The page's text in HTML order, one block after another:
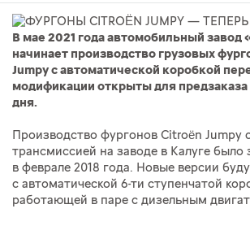
В мае 2021 года автомобильный
начинает производство грузовых
Jumpy с автоматической коробкой
модификации открыты для предзаказа
дня.
Производство фургонов Citroën Jumpy
трансмиссией на заводе в Калуге было
в феврале 2018 года. Новые версии
с автоматической 6-ти ступенчатой
работающей в паре с дизельным